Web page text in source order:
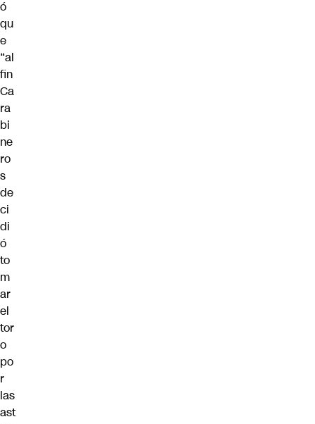
ó
qu
e
“al
fin
Ca
ra
bi
ne
ro
s
de
ci
di
ó
to
m
ar
el
tor
o
po
r
las
ast